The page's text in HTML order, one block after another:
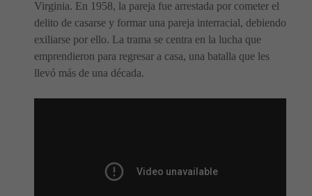
Virginia. En 1958, la pareja fue arrestada por cometer el
delito de casarse y formar una pareja interracial, debiendo
exiliarse por ello. La trama se centra en la lucha que
emprendieron para regresar a casa, una batalla que les
llevó más de una década.